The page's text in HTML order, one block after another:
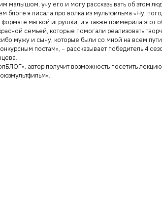
малышом, учу его и могу рассказывать об этом
я писала про волка из мультфильма «Ну,
мягкой игрушки, и я также примерила этот
семьей, которые помогали реализовать
мужу и сыну, которые были со мной на всем пути
постам», – рассказывает победитель 4
автор получит возможность посетить